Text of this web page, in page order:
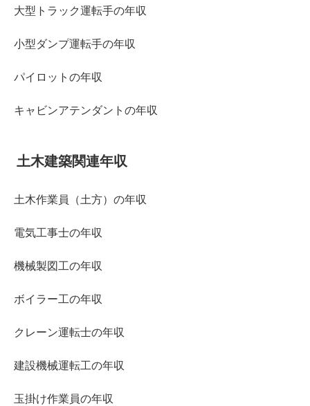
大型トラック運転手の年収
小型ダンプ運転手の年収
パイロットの年収
キャビンアテンダントの年収
土木建築関連年収
土木作業員（土方）の年収
電気工事士の年収
機械製図工の年収
ボイラー工の年収
クレーン運転士の年収
建設機械運転工の年収
玉掛け作業員の年収